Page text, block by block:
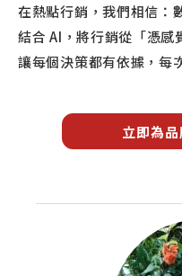
在熱點行銷，我們相信：
結合 AI，將行銷從「憑感
讓每個決策都有依據，每
立即為